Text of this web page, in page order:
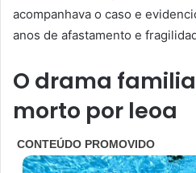
acompanhava o caso e
anos de afastamento e
O drama
morto por leoa